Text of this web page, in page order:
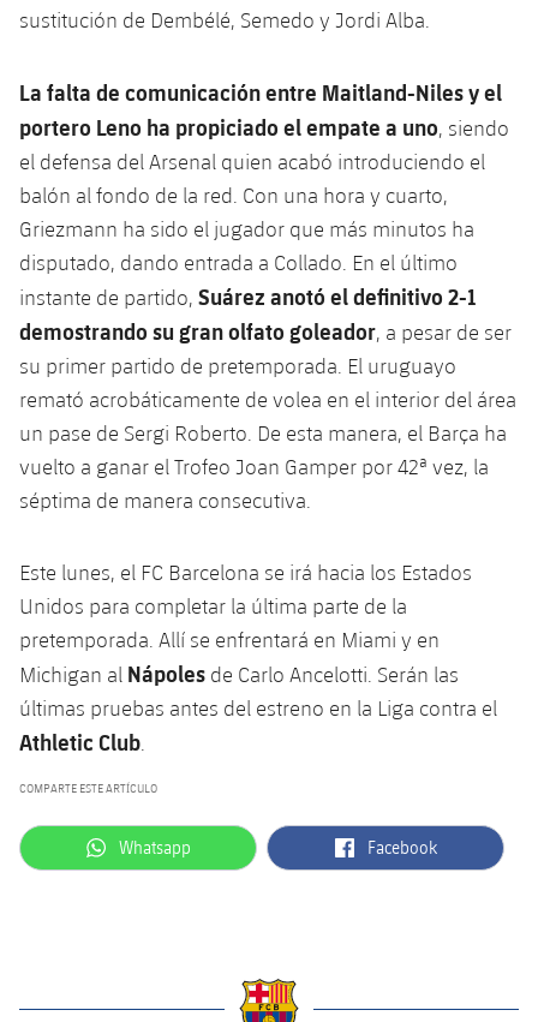
Jugadores
Calendario
Resultados
Clasificaciones
Fotos
Noticias
Voleibol masculino
Voleibol femenino
Apúntate a las amateurs
Apúntate a las amateurs
Carnet de las Secciones Amateurs
PLUSICON
MÁS
League of Legends
VALORANT Rising
VALORANT Game Changers
eFootball
sustitución de Dembélé, Semedo y Jordi Alba.
La falta de comunicación entre Maitland-Niles y el
portero Leno ha propiciado el empate a uno, siendo
el defensa del Arsenal quien acabó introduciendo el
balón al fondo de la red. Con una hora y cuarto,
Griezmann ha sido el jugador que más minutos ha
disputado, dando entrada a Collado. En el último
instante de partido, Suárez anotó el definitivo 2-1
demostrando su gran olfato goleador, a pesar de ser
su primer partido de pretemporada. El uruguayo
remató acrobáticamente de volea en el interior del área
un pase de Sergi Roberto. De esta manera, el Barça ha
vuelto a ganar el Trofeo Joan Gamper por 42ª vez, la
séptima de manera consecutiva.
Este lunes, el FC Barcelona se irá hacia los Estados
Unidos para completar la última parte de la
pretemporada. Allí se enfrentará en Miami y en
Michigan al Nápoles de Carlo Ancelotti. Serán las
últimas pruebas antes del estreno en la Liga contra el
Athletic Club
COMPARTE ESTE ARTÍCULO
label.aria.whatsapp
Whatsapp label.aria.facebook
Facebook